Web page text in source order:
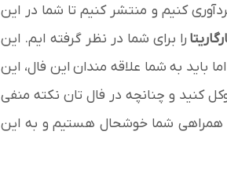
کنیم و منتشر کنیم تا شما در این
را برای شما در نظر گرفته ایم. این
باید به شما علاقه مندان این فال، این
کنید و چنانچه در فال تان نکته منفی
همراهی شما خوشحال هستیم و به این